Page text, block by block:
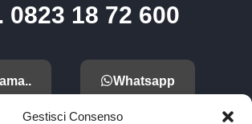
Gestisci Consenso
0823 18 72 600
Whatsapp